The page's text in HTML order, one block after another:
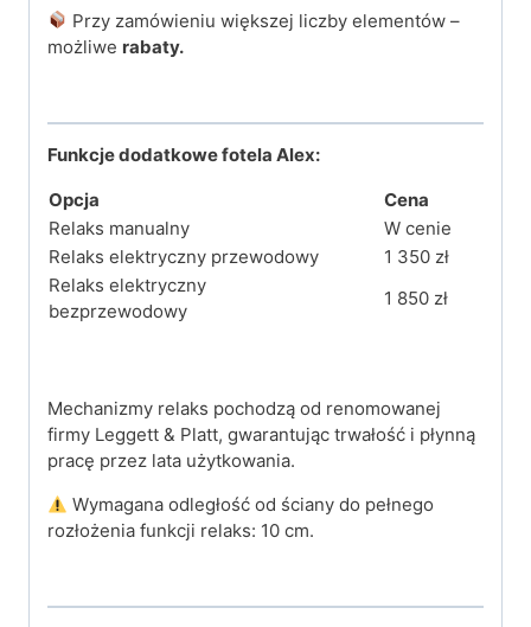
Przy zamówieniu większej liczby elementów –
możliwe rabaty.
Funkcje dodatkowe fotela Alex:
Opcja
Cena
Relaks manualny
W cenie
Relaks elektryczny przewodowy
1 350 zł
Relaks elektryczny
bezprzewodowy
1 850 zł
Mechanizmy relaks pochodzą od renomowanej
firmy Leggett & Platt, gwarantując trwałość i płynną
pracę przez lata użytkowania.
Wymagana odległość od ściany do pełnego
rozłożenia funkcji relaks: 10 cm.